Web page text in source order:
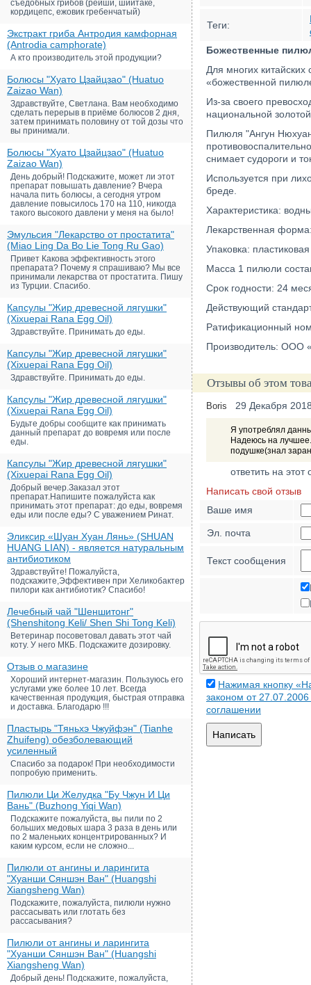
съедобных грибов (рейши, шиитаке,
кордицепс, ежовик гребенчатый)
Экстракт гриба Антродия камфорная
(Antrodia camphorate)
А кто производитель этой продукции?
Болюсы "Хуато Цзайцзао" (Huatuo
Zaizao Wan)
Здравствуйте, Светлана. Вам необходимо
сделать перерыв в приёме болюсов 2 дня,
затем принимать половину от той дозы что
вы принимали.
Болюсы "Хуато Цзайцзао" (Huatuo
Zaizao Wan)
День добрый! Подскажите, может ли этот
препарат повышать давление? Вчера
начала пить болюсы, а сегодня утром
давление повысилось 170 на 110, никогда
такого высокого давлени у меня на было!
Эмульсия "Лекарство от простатита"
(Miao Ling Da Bo Lie Tong Ru Gao)
Привет Какова эффективность этого
препарата? Почему я спрашиваю? Мы все
принимали лекарства от простатита. Пишу
из Турции. Спасибо.
Капсулы "Жир древесной лягушки"
(Xixuepai Rana Egg Oil)
Здравствуйте. Принимать до еды.
Капсулы "Жир древесной лягушки"
(Xixuepai Rana Egg Oil)
Здравствуйте. Принимать до еды.
Капсулы "Жир древесной лягушки"
(Xixuepai Rana Egg Oil)
Будьте добры сообщите как принимать
данный препарат до вовремя или после
еды.
Капсулы "Жир древесной лягушки"
(Xixuepai Rana Egg Oil)
Добрый вечер.Заказал этот
препарат.Напишите пожалуйста как
принимать этот препарат: до еды, вовремя
еды или после еды? С уважением Ринат.
Эликсир «Шуан Хуан Лянь» (SHUAN
HUANG LIAN) - является натуральным
антибиотиком
Здравствуйте! Пожалуйста,
подскажите,Эффективен при Хеликобактер
пилори как антибиотик? Спасибо!
Лечебный чай "Шеншитонг"
(Shenshitong Keli/ Shen Shi Tong Keli)
Ветеринар посоветовал давать этот чай
коту. У него МКБ. Подскажите дозировку.
Отзыв о магазине
Хороший интернет-магазин. Пользуюсь его
услугами уже более 10 лет. Всегда
качественная продукция, быстрая отправка
и доставка. Благодарю !!!
Пластырь "Тяньхэ Чжуйфэн" (Tianhe
Zhuifeng) обезболевающий
усиленный
Спасибо за подарок! При необходимости
попробую применить.
Пилюли Ци Желудка "Бу Чжун И Ци
Вань" (Buzhong Yiqi Wan)
Подскажите пожалуйста, вы пили по 2
больших медовых шара 3 раза в день или
по 2 маленьких концентрированных? И
каким курсом, если не сложно...
Пилюли от ангины и ларингита
"Хуанши Сяншэн Ван" (Huangshi
Xiangsheng Wan)
Подскажите, пожалуйста, пилюли нужно
рассасывать или глотать без
рассасывания?
Пилюли от ангины и ларингита
"Хуанши Сяншэн Ван" (Huangshi
Xiangsheng Wan)
Добрый день! Подскажите, пожалуйста,
Теги:
Божественные
Для многих
«божественной
Из-за своего
национальной
Пилюля "Ангун
снимает судороги и
Используется при
бреде.
Характеристика:
Лекарственная
Упаковка:
Масса 1 пилюли
Срок годности: 24
Действующий
Ратификационный
Производитель: ООО
Отзывы об этом
Boris 29 Декабря
Я употреблял
Надеюсь на
подушке(знал
ответить на этот
Написать свой отзыв
Ваше имя
Эл. почта
Текст сообщения
Нажимая кнопку
законом от
соглашении
Написать